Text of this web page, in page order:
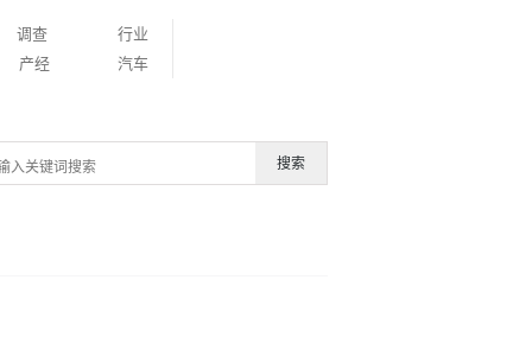
调查
行业
产经
汽车
搜索